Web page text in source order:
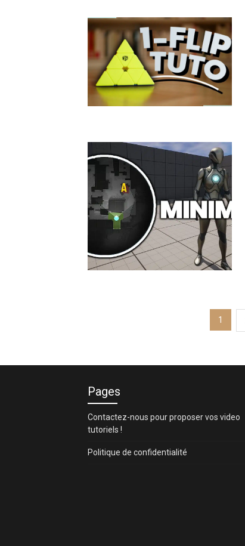
publications
1
Pages
Contactez-nous pour proposer vos video
tutoriels !
Politique de confidentialité